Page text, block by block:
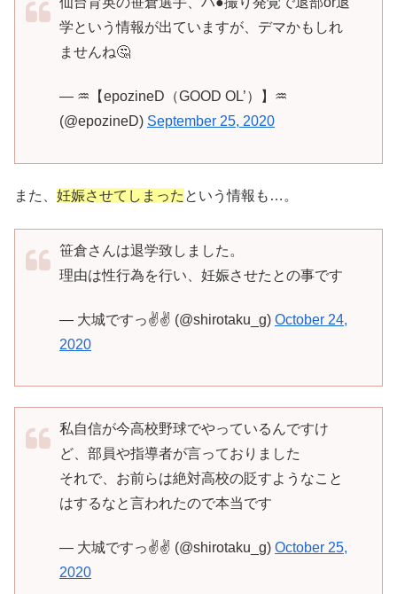
学という情報が出ていますが、デマかもしれ
ませんね🤔
— ♒【epozineD（GOOD OL’）】♒
(@epozineD) September 25, 2020
また、 妊娠させてしまった という情報も…。
笹倉さんは退学致しました。
理由は性行為を行い、妊娠させたとの事です
— 大城ですっ✌️✌️ (@shirotaku_g) October 24,
2020
私自信が今高校野球でやっているんですけ
ど、部員や指導者が言っておりました
それで、お前らは絶対高校の貶すようなこと
はするなと言われたので本当です
— 大城ですっ✌️✌️ (@shirotaku_g) October 25,
2020